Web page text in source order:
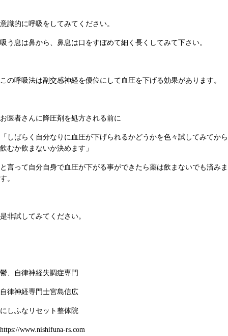
意識的に呼吸をしてみてください。
吸う息は鼻から、鼻息は口をすぼめて細く長くしてみて下さい。
この呼吸法は副交感神経を優位にして血圧を下げる効果があります。
お医者さんに降圧剤を処方される前に
「しばらく自分なりに血圧が下げられるかどうかを色々試してみてから
飲むか飲まないか決めます」
と言って自分自身で血圧が下がる事ができたら薬は飲まないでも済みま
す。
是非試してみてください。
鬱、自律神経失調症専門
自律神経専門士宮島信広
にしふなリセット整体院
https://www.nishifuna-rs.com